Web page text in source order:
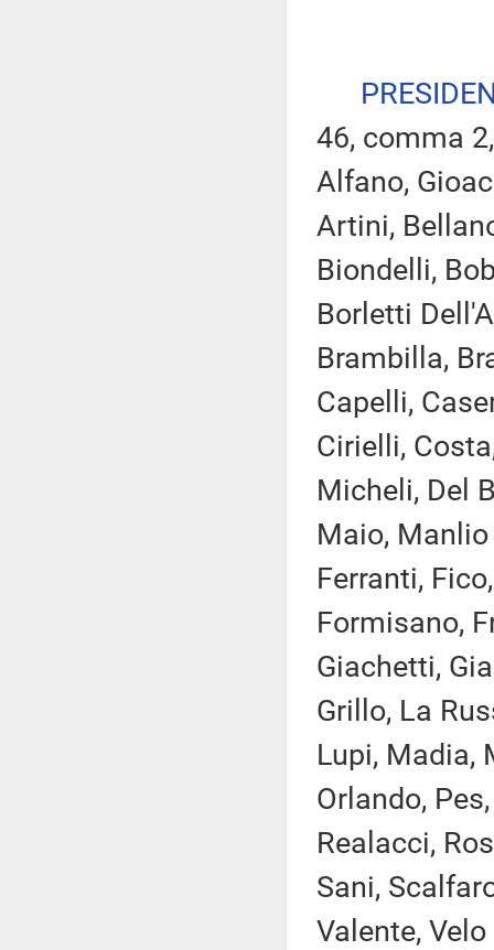
46, comma
Alfano,
Artini,
Biondelli,
Borletti
Brambilla,
Capelli,
Cirielli,
Micheli, Del
Maio, Manlio
Ferranti,
Formisano,
Giachetti,
Grillo, La
Lupi, Madia,
Orlando,
Realacci,
Sani,
Valente,